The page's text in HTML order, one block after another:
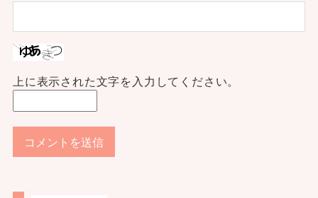
上に表示された文字を入力してください。